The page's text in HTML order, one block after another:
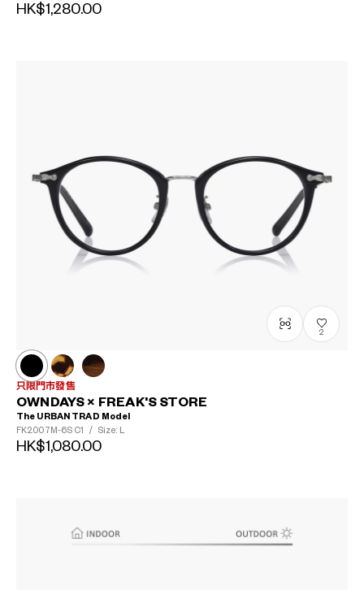
HK$1,280.00
2
只限門市發售
OWNDAYS × FREAK'S STORE
The URBAN TRAD Model
FK2007M-6S C1 / Size: L
HK$1,080.00